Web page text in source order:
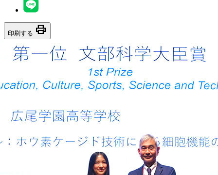
印刷する print